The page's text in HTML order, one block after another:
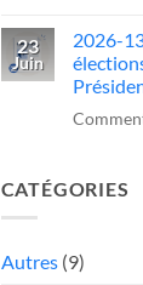
23
Juin
2026-
CATÉGORIES
Autres(9)